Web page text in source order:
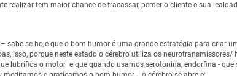
realizar tem maior chance de fracassar, perder o cliente e sua
– sabe-se hoje que o bom humor é uma grande estratégia para criar
isso, porque neste estado o cérebro utiliza os neurotransmissores/
lubrifica o motor e que quando usamos serotonina, endorfina - que